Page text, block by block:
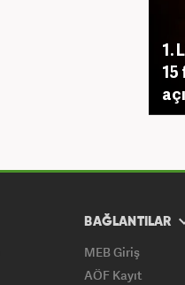
1.
BAĞLANTILAR
MEB Giriş
AÖF Kayıt